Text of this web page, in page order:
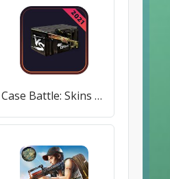
Case Battle: Skins Simulator